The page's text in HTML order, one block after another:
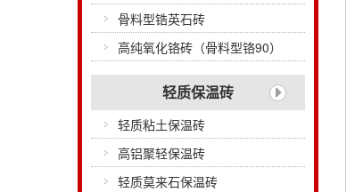
骨料型锆英石砖
高纯氧化铬砖（骨料型铬90）
轻质保温砖
轻质粘土保温砖
高铝聚轻保温砖
轻质莫来石保温砖